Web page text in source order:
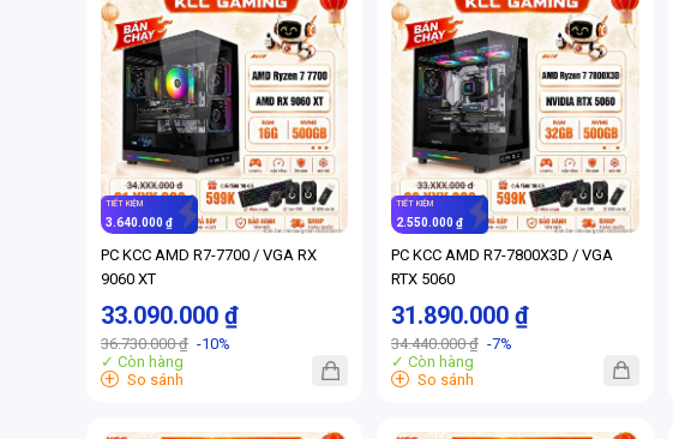
TIẾT KIỆM
3.640.000 ₫
PC KCC AMD R7-7700 / VGA RX
9060 XT
33.090.000 ₫
36.730.000 ₫ -10%
✓ Còn hàng
+ So sánh
TIẾT KIỆM
2.550.000 ₫
PC KCC AMD R7-7800X3D / VGA
RTX 5060
31.890.000 ₫
34.440.000 ₫ -7%
✓ Còn hàng
+ So sánh